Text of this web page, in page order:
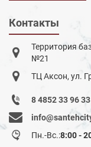
Контакты
Территория
№21
ТЦ Аксон, ул.
8 4852 33 96 33
Пн.-Вс.:8:00 -